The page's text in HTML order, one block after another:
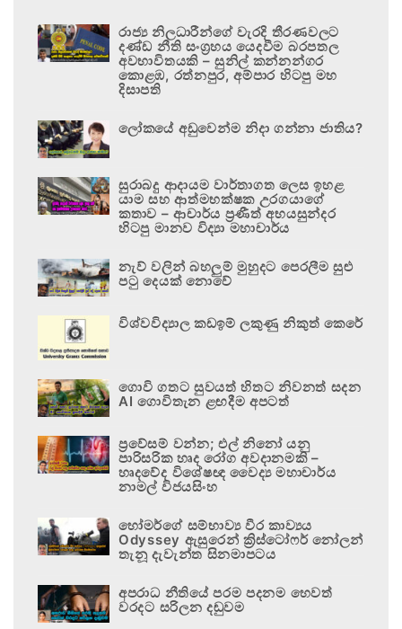
රාජ්‍ය නිලධාරීන්ගේ වැරදි තීරණවලට
දණ්ඩ නීති සංග්‍රහය යෙදවීම බරපතල
අවභාවිතයකි – සුනිල් කන්නන්ගර
කොළඹ, රත්නපුර, අම්පාර හිටපු මහ
දිසාපති
ලෝකයේ අඩුවෙන්ම නිදා ගන්නා ජාතිය?
සුරාබදු ආදායම වාර්තාගත ලෙස ඉහළ
යාම සහ ආත්මභක්ෂක උරගයාගේ
කතාව – ආචාර්ය ප්‍රණීත් අභයසුන්දර
හිටපු මානව විද්‍යා මහාචාර්ය
නැව් වලින් බහලුම් මුහුදට පෙරලීම සුළු
පටු දෙයක් නොවේ
විශ්වවිද්‍යාල කඩඉම් ලකුණු නිකුත් කෙරේ
ගොවි ගතට සුවයත් හිතට නිවනත් සදන
AI ගොවිතැන ළඟදීම අපටත්
ප්‍රවේසම් වන්න; එල් නිනෝ යනු
පාරිසරික හෘද රෝග අවදානමකි –
හෘදවේද විශේෂඥ වෛද්‍ය මහාචාර්ය
නාමල් විජයසිංහ
හෝමර්ගේ සම්භාව්‍ය වීර කාව්‍යය
Odyssey ඇසුරෙන් ක්‍රිස්ටෝෆර් නෝලන්
තැනූ දැවැන්ත සිනමාපටය
අපරාධ නීතියේ පරම පදනම හෙවත්
වරදට සරිලන දඬුවම